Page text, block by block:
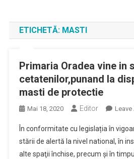
ETICHETĂ: MASTI
Primaria Oradea vine in
cetatenilor,punand la
masti de protectie
Mai 18, 2020 Editor Leave
În conformitate cu legislația în
stării de alertă la nivel national, în
alte spaţii închise, precum şi în